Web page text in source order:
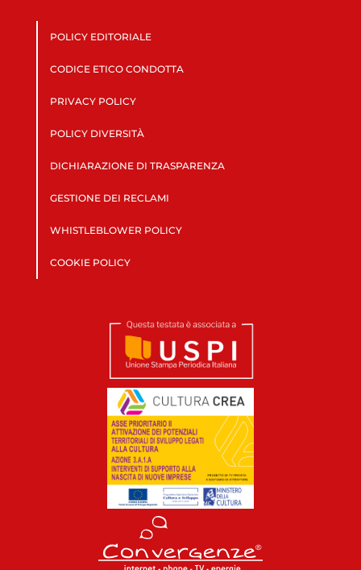
POLICY EDITORIALE
CODICE ETICO CONDOTTA
PRIVACY POLICY
POLICY DIVERSITÀ
DICHIARAZIONE DI TRASPARENZA
GESTIONE DEI RECLAMI
WHISTLEBLOWER POLICY
COOKIE POLICY